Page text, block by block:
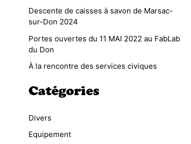
Descente de caisses à savon de Marsac-
sur-Don 2024
Portes ouvertes du 11 MAI 2022 au FabLab
du Don
À la rencontre des services civiques
Catégories
Divers
Equipement